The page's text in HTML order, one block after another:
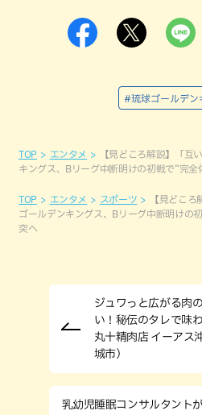
#琉球ゴールデン
TOP エンタメ
【見どころ解説】「互
キングス、Bリーグ中断明けの初戦で“完全
TOP エンタメ スポーツ
【見どこ
ゴールデンキングス、Bリーグ中断明けの
突へ
ジュワっと広がる肉
い！秘伝のタレで味
丸十精肉店 イーアス
城市）
乳幼児睡眠コンサルタント